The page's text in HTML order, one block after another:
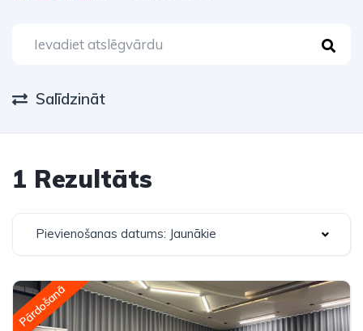
Salīdzināt
1 Rezultāts
Pievienošanas datums: Jaunākie
Pārdošanā